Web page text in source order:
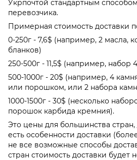
Укрпочтой стандартным
перевозчика.
Примерная стоимость доставки
0-250г - 7,6$ (например, 2 масла,
бланков)
250-500г - 11,5$ (например, набор
500-1000г - 20$ (например, 4
или порошком, или 2 набора
1000-1500г - 30$ (несколько
порошок карбида кремния).
Это цены для большинства стран,
есть особенности доставки
не все возможные способы
стран стоимость доставки будет